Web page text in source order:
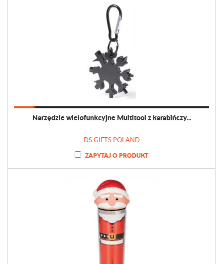
Narzędzie wielofunkcyjne Multitool z karabińczy...
DS GIFTS POLAND
ZAPYTAJ O PRODUKT